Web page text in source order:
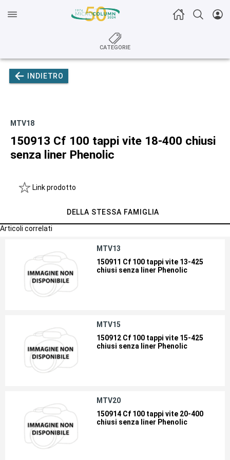
CATEGORIE
INDIETRO
MTV18
150913 Cf 100 tappi vite 18-400 chiusi
senza liner Phenolic
Link prodotto
DELLA STESSA FAMIGLIA
Articoli correlati
MTV13
150911 Cf 100 tappi vite 13-425
chiusi senza liner Phenolic
MTV15
150912 Cf 100 tappi vite 15-425
chiusi senza liner Phenolic
MTV20
150914 Cf 100 tappi vite 20-400
chiusi senza liner Phenolic